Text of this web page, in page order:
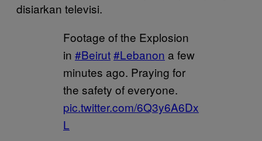
disiarkan televisi.
Footage of the Explosion
in #Beirut#Lebanon a few
minutes ago. Praying for
the safety of everyone.
pic.twitter.com/6Q3y6A6Dx
L